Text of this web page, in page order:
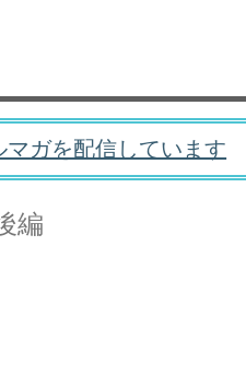
ガを配信しています
編